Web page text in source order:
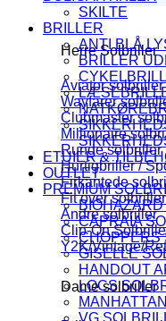
Herre Solbriller
Aviator solbriller
Wayfarer
Clubmaster
Millionaire
Runde solbriller
Hurtigbriller /
Firkantede
Fit over solbriller
Andre solbriller
Clip-On
Y2K/Vintage/
Dame solbriller
SKILTE
BRILLER
ANTI BLÅ
BRILLER
ETUIER &
OUTLET
PREMIUM
CAPRAIA
CHOPPERS
GISELLE
HANDOUT
LOCS
VG